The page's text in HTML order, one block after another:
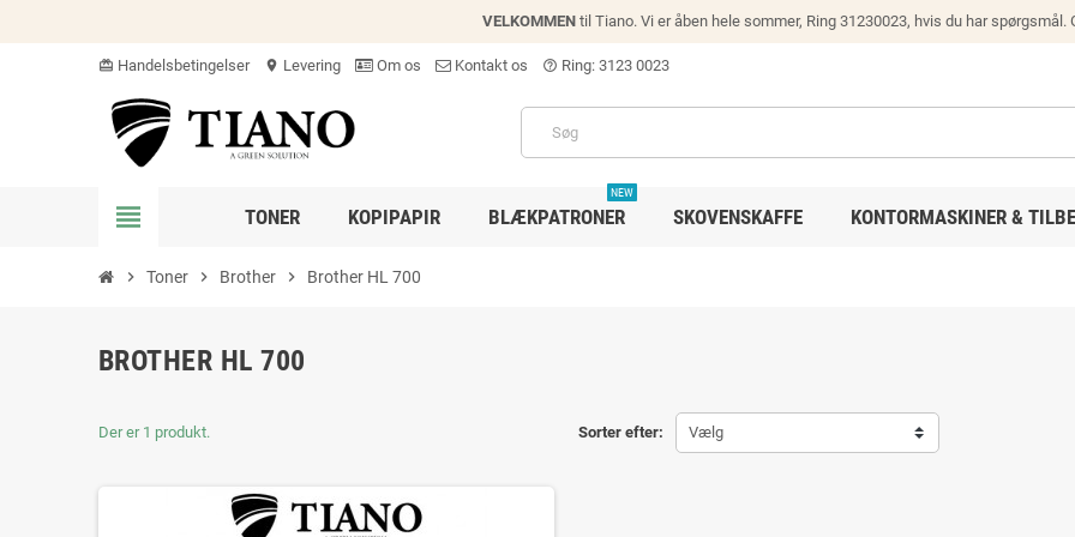
VELKOMMEN til Tiano. Vi er åben hele sommer, Ring 31230023, hvis du har spørgsmål.
card_giftcard Handelsbetingelser location_on Levering Om os Kontakt os help_outline Ring: 3123 0023
view_headline TONER KOPIPAPIR BLÆKPATRONER
NEW
SKOVENSKAFFE KONTORMASKINER &
chevron_right Toner chevron_right Brother chevron_right Brother HL 700
BROTHER HL 700
Sorter efter: Vælg
Der er 1 produkt.